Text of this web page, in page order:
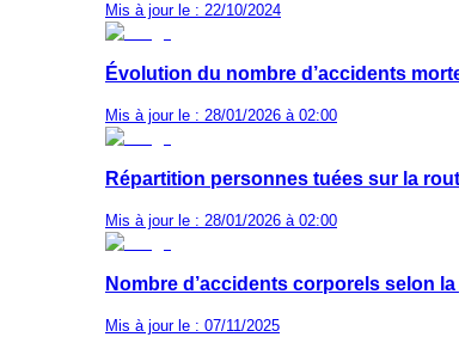
Mis à jour le : 22/10/2024
Évolution du nombre d’accidents
Mis à jour le : 28/01/2026 à 02:00
Répartition personnes tuées sur la
Mis à jour le : 28/01/2026 à 02:00
Nombre d’accidents corporels selon
Mis à jour le : 07/11/2025